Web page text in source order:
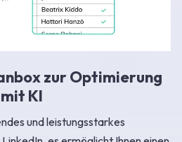
zur Optimierung
KI
und leistungsstarkes